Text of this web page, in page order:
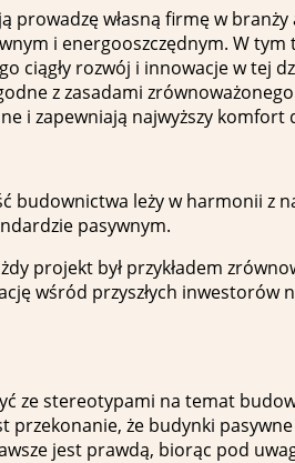
prowadzę własną firmę w
i energooszczędnym. W
ciągły rozwój i innowacje w tej
z zasadami
i zapewniają najwyższy komfort
budownictwa leży w harmonii z
pasywnym.
projekt był przykładem
wśród przyszłych inwestorów
ze stereotypami na temat
przekonanie, że budynki
jest prawdą, biorąc pod